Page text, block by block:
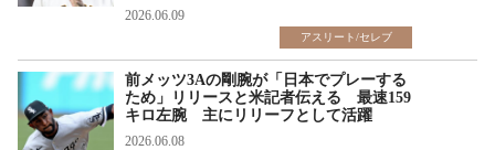
2026.06.09
アスリート/セレブ
前メッツ3Aの剛腕が「日本でプレーする
ため」リリースと米記者伝える 最速159
キロ左腕 主にリリーフとして活躍
2026.06.08